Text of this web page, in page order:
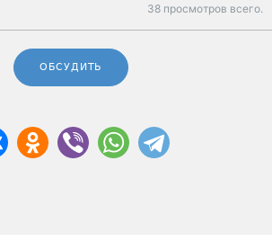
38 просмотров всего.
ОБСУДИТЬ